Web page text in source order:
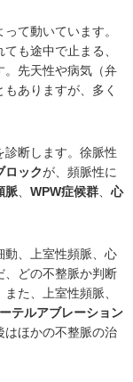
て動いています。
も途中で止まる、
先天性や病気（弁
ありますが、多く
断します。徐脈性
ロックが、頻脈性に
脈 WPW症候群
心
、上室性頻脈、心
、どの不整脈か判断
た、上室性頻脈、
テルアブレーション
はほかの不整脈の治